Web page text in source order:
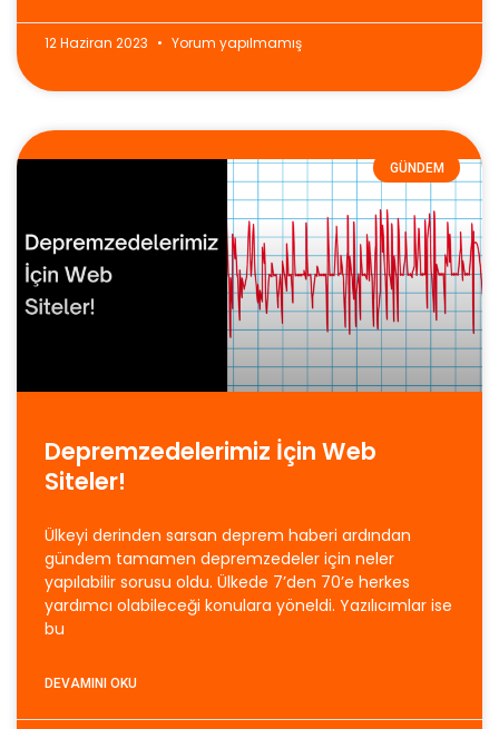
12 Haziran 2023 Yorum yapılmamış
GÜNDEM
Depremzedelerimiz İçin Web
Siteler!
Ülkeyi derinden sarsan deprem haberi ardından
gündem tamamen depremzedeler için neler
yapılabilir sorusu oldu. Ülkede 7’den 70’e herkes
yardımcı olabileceği konulara yöneldi. Yazılıcımlar ise
bu
DEVAMINI OKU